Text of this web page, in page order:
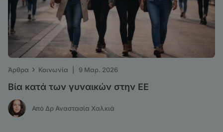
Άρθρα › Κοινωνία 9 Μαρ. 2026
Βία κατά των γυναικών στην ΕΕ
Από Δρ Αναστασία Χαλκιά